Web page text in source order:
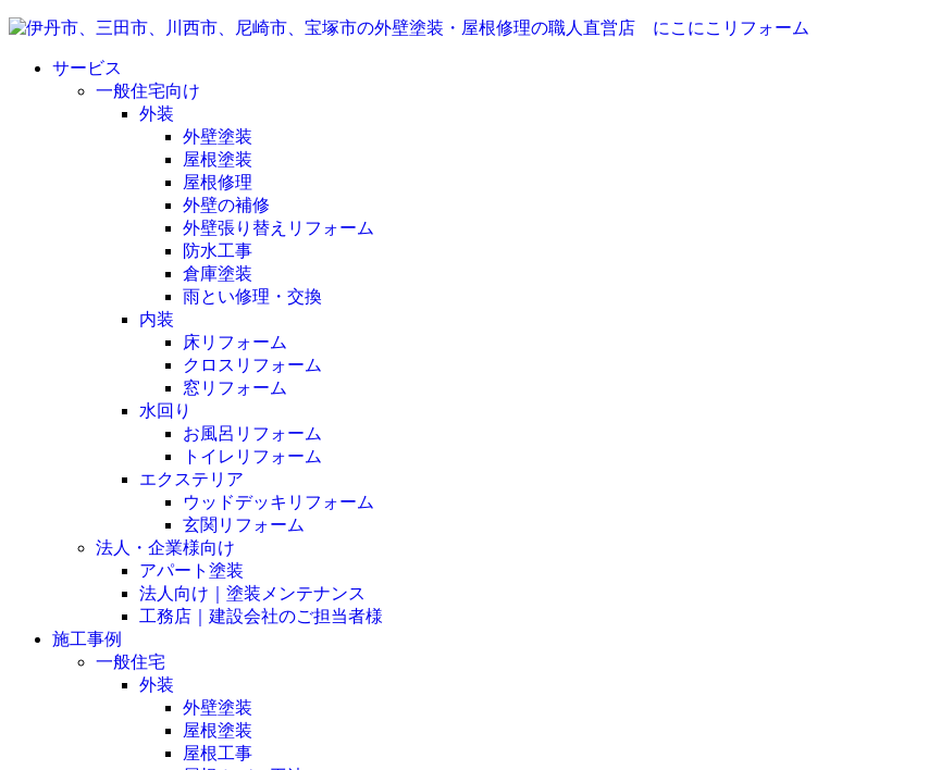
サービス
一般住宅向け
外装
外壁塗装
屋根塗装
屋根修理
外壁の補修
外壁張り替えリフォーム
防水工事
倉庫塗装
雨とい修理・交換
内装
床リフォーム
クロスリフォーム
窓リフォーム
水回り
お風呂リフォーム
トイレリフォーム
エクステリア
ウッドデッキリフォーム
玄関リフォーム
法人・企業様向け
アパート塗装
法人向け｜塗装メンテナンス
工務店｜建設会社のご担当者様
施工事例
一般住宅
外装
外壁塗装
屋根塗装
屋根工事